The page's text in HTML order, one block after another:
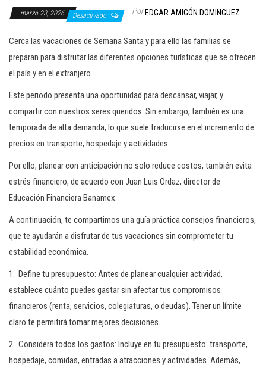
marzo 23, 2026 Desactivado Por EDGAR AMIGÓN DOMINGUEZ
Cerca las vacaciones de Semana Santa y para ello las familias se
preparan para disfrutar las diferentes opciones turísticas que se ofrecen
el país y en el extranjero.
Este periodo presenta una oportunidad para descansar, viajar, y
compartir con nuestros seres queridos. Sin embargo, también es una
temporada de alta demanda, lo que suele traducirse en el incremento de
precios en transporte, hospedaje y actividades.
Por ello, planear con anticipación no solo reduce costos, también evita
estrés financiero, de acuerdo con Juan Luis Ordaz, director de
Educación Financiera Banamex.
A continuación, te compartimos una guía práctica consejos financieros,
que te ayudarán a disfrutar de tus vacaciones sin comprometer tu
estabilidad económica.
1. Define tu presupuesto: Antes de planear cualquier actividad,
establece cuánto puedes gastar sin afectar tus compromisos
financieros (renta, servicios, colegiaturas, o deudas). Tener un límite
claro te permitirá tomar mejores decisiones.
2. Considera todos los gastos: Incluye en tu presupuesto: transporte,
hospedaje, comidas, entradas a atracciones y actividades. Además,